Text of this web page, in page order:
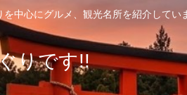
中心にグルメ、観光名所を紹介してい
りです!!